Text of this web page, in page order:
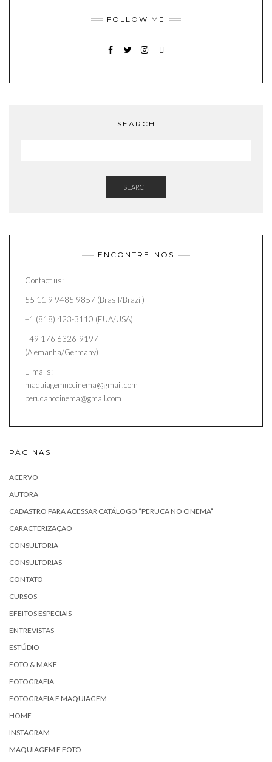
FOLLOW ME
SEARCH
SEARCH
ENCONTRE-NOS
Contact us:
55 11 9 9485 9857 (Brasil/Brazil)
+1 (818) 423-3110 (EUA/USA)
+49 176 6326-9197
(Alemanha/Germany)
E-mails:
maquiagemnocinema@gmail.com
perucanocinema@gmail.com
PÁGINAS
ACERVO
AUTORA
CADASTRO PARA ACESSAR CATÁLOGO “PERUCA NO CINEMA”
CARACTERIZAÇÃO
CONSULTORIA
CONSULTORIAS
CONTATO
CURSOS
EFEITOS ESPECIAIS
ENTREVISTAS
ESTÚDIO
FOTO & MAKE
FOTOGRAFIA
FOTOGRAFIA E MAQUIAGEM
HOME
INSTAGRAM
MAQUIAGEM E FOTO